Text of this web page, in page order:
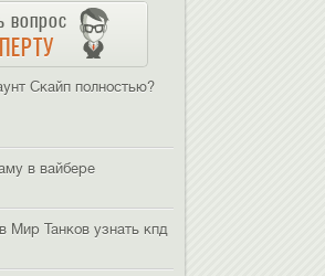
вопрос
Скайп полностью?
в вайбере
Мир Танков узнать кпд